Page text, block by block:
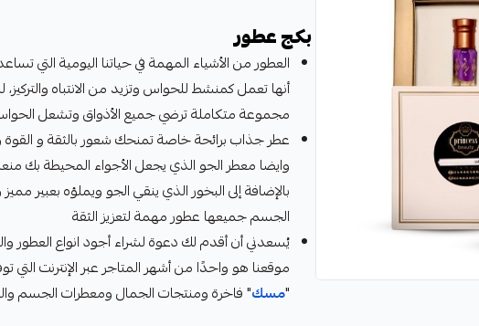
بكج عطور
العطور من الأشياء المهمة في حياتنا اليومية التي
أنها تعمل كمنشط للحواس وتزيد من الانتباه
مجموعة متكاملة ترضي جميع الأذواق وتشعل
عطر جذاب برائحة خاصة تمنحك شعور بالثقة و
وايضا معطر الجو الذي يجعل الأجواء المحيطة بك
بالإضافة إلى البخور الذي ينقي الجو ويملؤه بعبير
الجسم جميعها عطور مهمة لتعزيز الثقة
يُسعدني أن أقدم لك دعوة لشراء أجود انواع العطور
موقعنا هو واحدًا من أشهر المتاجر عبر الإنترنت
"مسك" فاخرة ومنتجات الجمال ومعطرات الجسم